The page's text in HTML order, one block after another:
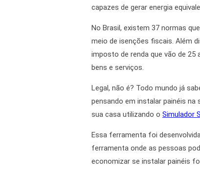
capazes de gerar energia
No Brasil, existem 37 normas
meio de isenções fiscais. Além
imposto de renda que vão de
bens e serviços.
Legal, não é? Todo mundo já
pensando em instalar painéis
sua casa utilizando o Simulador
Essa ferramenta foi
ferramenta onde as pessoas
economizar se instalar painéis